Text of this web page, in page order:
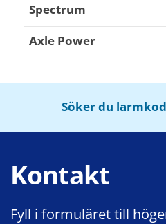
Spectrum
Axle Power
Söker du
Kontakt
Fyll i formuläret till